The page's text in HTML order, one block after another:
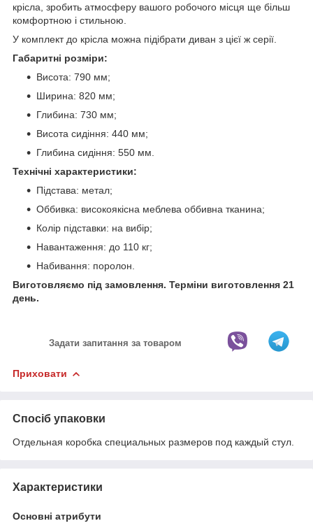
крісла, зробить атмосферу вашого робочого місця ще більш
комфортною і стильною.
У комплект до крісла можна підібрати диван з цієї ж серії.
Габаритні розміри:
Висота: 790 мм;
Ширина: 820 мм;
Глибина: 730 мм;
Висота сидіння: 440 мм;
Глибина сидіння: 550 мм.
Технічні характеристики:
Підстава: метал;
Оббивка: високоякісна меблева оббивна тканина;
Колір підставки: на вибір;
Навантаження: до 110 кг;
Набивання: поролон.
Виготовляємо під замовлення. Терміни виготовлення 21
день.
Задати запитання за товаром
Приховати
Спосіб упаковки
Отдельная коробка специальных размеров под каждый стул.
Характеристики
Основні атрибути